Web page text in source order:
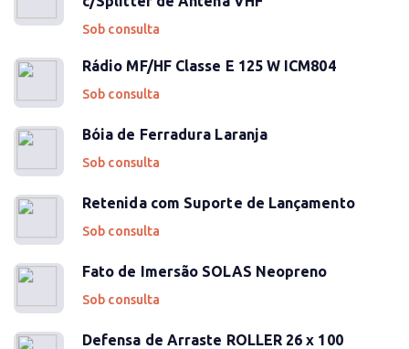
Sob consulta
Rádio MF/HF Classe E 125 W ICM804
Sob consulta
Bóia de Ferradura Laranja
Sob consulta
Retenida com Suporte de Lançamento
Sob consulta
Fato de Imersão SOLAS Neopreno
Sob consulta
Defensa de Arraste ROLLER 26 x 100